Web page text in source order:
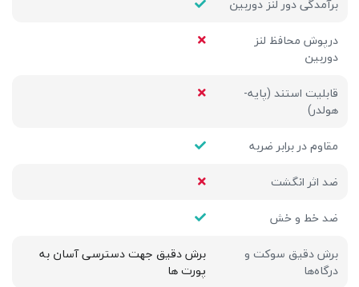
برآمدگی دور لنز دوربین
درپوش محافظ لنز
دوربین
قابلیت استند (پایه-
هولدر)
مقاوم در برابر ضربه
ضد اثر انگشت
ضد خط و خش
برش دقیق سوکت و
درگاه‌ها
برش دقیق جهت دسترسی آسان به
پورت ها